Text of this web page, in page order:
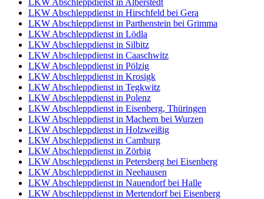
LKW Abschleppdienst in Alberstedt
LKW Abschleppdienst in Hirschfeld bei Gera
LKW Abschleppdienst in Parthenstein bei Grimma
LKW Abschleppdienst in Lödla
LKW Abschleppdienst in Silbitz
LKW Abschleppdienst in Caaschwitz
LKW Abschleppdienst in Pölzig
LKW Abschleppdienst in Krosigk
LKW Abschleppdienst in Tegkwitz
LKW Abschleppdienst in Polenz
LKW Abschleppdienst in Eisenberg, Thüringen
LKW Abschleppdienst in Machern bei Wurzen
LKW Abschleppdienst in Holzweißig
LKW Abschleppdienst in Camburg
LKW Abschleppdienst in Zörbig
LKW Abschleppdienst in Petersberg bei Eisenberg
LKW Abschleppdienst in Neehausen
LKW Abschleppdienst in Nauendorf bei Halle
LKW Abschleppdienst in Mertendorf bei Eisenberg